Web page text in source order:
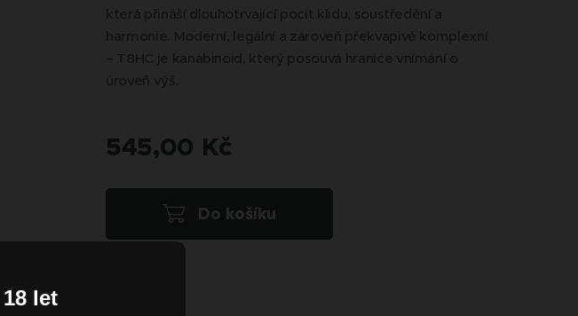
let
která přináší dlouhotrvající pocit klidu, soustředění a
harmonie. Moderní, legální a zároveň překvapivě komplexní
– T8HC je kanabinoid, který posouvá hranice vnímání o
úroveň výš.
545,00 Kč
Do košíku